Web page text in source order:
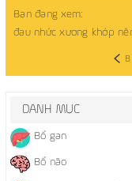
Bạn đang xem:
đau nhức xương khớp
DANH MỤC
Bổ gan
Bổ não